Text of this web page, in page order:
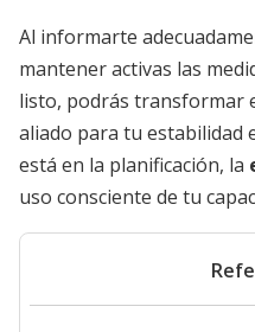
Al informarte
mantener activas las
listo, podrás transformar
aliado para tu estabilidad
está en la planificación, la
uso consciente de tu